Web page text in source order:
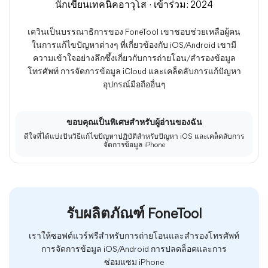
นักเขียนเทคนิคอาวุโส · เข้าร่วม: 2024
เควินเป็นบรรณาธิการของ FoneTool เขาชอบช่วยเหลือผู้คน
ในการแก้ไขปัญหาต่างๆ ที่เกี่ยวข้องกับ iOS/Android เขามี
ความเข้าใจอย่างลึกซึ้งเกี่ยวกับการถ่ายโอน/สำรองข้อมูล
โทรศัพท์ การจัดการข้อมูล iCloud และเคล็ดลับการแก้ปัญหา
อุปกรณ์มือถืออื่นๆ
ขอบคุณเป็นพิเศษสำหรับผู้อ่านของฉัน
ดีใจที่ได้แบ่งปันวิธีแก้ไขปัญหาปฏิบัติสำหรับปัญหา iOS และเคล็ดลับการ
จัดการข้อมูล iPhone
รับผลิตภัณฑ์ FoneTool
เราให้ซอฟต์แวร์ฟรีสำหรับการถ่ายโอนและสำรองโทรศัพท์
การจัดการข้อมูล iOS/Android การปลดล็อคและการ
ซ่อมแซม iPhone